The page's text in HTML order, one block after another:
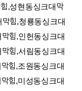
,성현동싱크대막
힘,청룡동싱크대
힘,인헌동싱크대
힘,서림동싱크대
힘,조원동싱크대
힘,미성동싱크대